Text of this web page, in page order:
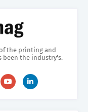
the printing and
been the industry's.